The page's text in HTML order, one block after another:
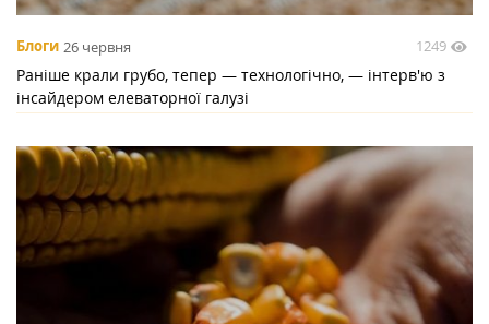
Блоги 26 червня 1249
Раніше крали грубо, тепер — технологічно, — інтерв'ю з
інсайдером елеваторної галузі